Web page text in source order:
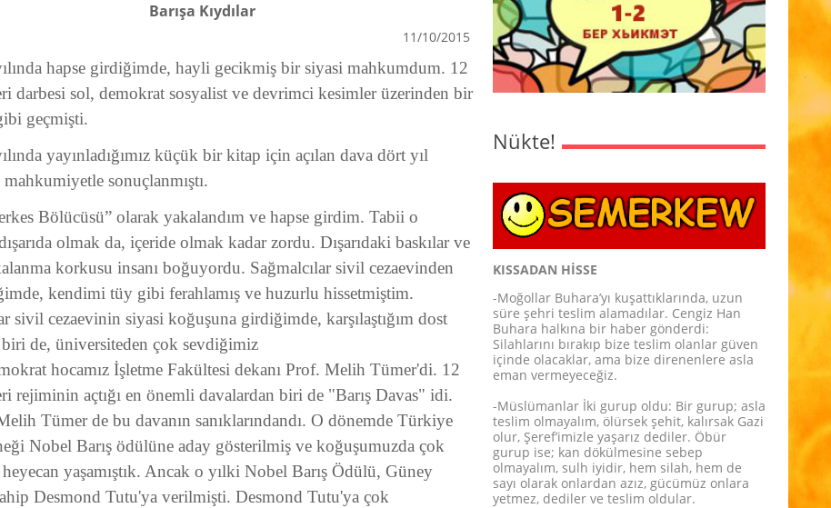
Barışa Kıydılar
11/10/2015
hapse girdiğimde, hayli gecikmiş bir siyasi mahkumdum. 12
darbesi sol, demokrat sosyalist ve devrimci kesimler üzerinden bir
geçmişti.
yayınladığımız küçük bir kitap için açılan dava dört yıl
sonuçlanmıştı.
Bölücüsü” olarak yakalandım ve hapse girdim. Tabii o
olmak da, içeride olmak kadar zordu. Dışarıdaki baskılar ve
korkusu insanı boğuyordu. Sağmalcılar sivil cezaevinden
kendimi tüy gibi ferahlamış ve huzurlu hissetmiştim.
sivil cezaevinin siyasi koğuşuna girdiğimde, karşılaştığım dost
de, üniversiteden çok sevdiğimiz
hocamız İşletme Fakültesi dekanı Prof. Melih Tümer'di. 12
rejiminin açtığı en önemli davalardan biri de "Barış Davas" idi.
Tümer de bu davanın sanıklarındandı. O dönemde Türkiye
Nobel Barış ödülüne aday gösterilmiş ve koğuşumuzda çok
yaşamıştık. Ancak o yılki Nobel Barış Ödülü, Güney
Desmond Tutu'ya verilmişti. Desmond Tutu'ya çok
Nükte!
KISSADAN HİSSE
-Moğollar Buhara’yı kuşattıklarında, uzun
süre şehri teslim alamadılar. Cengiz Han
Buhara halkına bir haber gönderdi:
Silahlarını bırakıp bize teslim olanlar güven
içinde olacaklar, ama bize direnenlere asla
eman vermeyeceğiz.
-Müslümanlar İki gurup oldu: Bir gurup; asla
teslim olmayalım, ölürsek şehit, kalırsak Gazi
olur, Şeref’imizle yaşarız dediler. Öbür
gurup ise; kan dökülmesine sebep
olmayalım, sulh iyidir, hem silah, hem de
sayı olarak onlardan azız, gücümüz onlara
yetmez, dediler ve teslim oldular.